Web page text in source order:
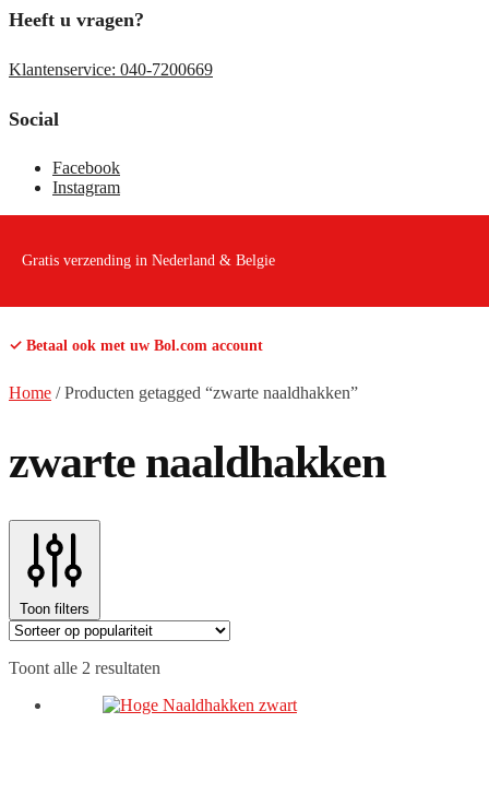
Heeft u vragen?
Klantenservice: 040-7200669
Social
Facebook
Instagram
Gratis verzending in Nederland & Belgie
✓ Betaal ook met uw Bol.com account
Home /Producten getagged “zwarte naaldhakken”
zwarte naaldhakken
Toon filters
Toont alle 2 resultaten
populariteit